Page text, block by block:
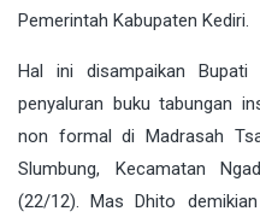
Pemerintah Kabupaten Kediri.
Hal ini disampaikan Bupati
penyaluran buku tabungan
non formal di Madrasah
Slumbung, Kecamatan
(22/12). Mas Dhito